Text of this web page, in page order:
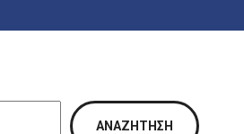
ΑΝΑΖΉΤΗΣΗ